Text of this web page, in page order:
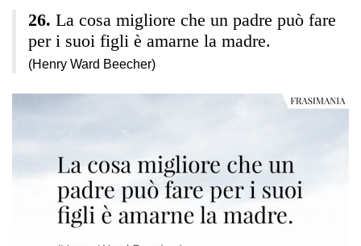
La cosa migliore che un padre può fare
per i suoi figli è amarne la madre.
(Henry Ward Beecher)